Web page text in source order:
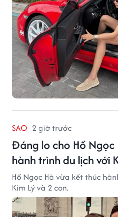
SAO 2 giờ trước
Đáng lo cho Hồ Ngọc
hành trình du lịch với
Hồ Ngọc Hà vừa kết thúc
Kim Lý và 2 con.